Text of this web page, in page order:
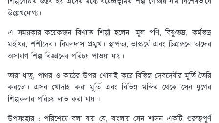
উল্লেখযোগ্য।
এ সময়কার কয়েকজন বিখ্যাত শিল্পী হলেন- মূল পণি, বিষ্ণুভদ্র, কর্মভদ্র
মহীধর, শশীদেব। বিমলদাস প্রমুখ। স্থাপত্য, ভাস্কর্যে এবং চিত্রাঙ্গনে তাদের
অসাধাণ শিল্প বিজ্ঞানের পরিচয় পাওয়া যায়।
তারা ধাতু, পাথর ও কাঠের উপর খোদাই করে বিভিন্ন দেবদেবীর মূর্তি তৈরি
করতো। এসব খোদাই করা মূর্তি এবং বিভিন্ন মন্দির থেকে সেন যুগের
শিল্পকলার পরিচয় লাভ করা যায় ।
উপসংহার : পরিশেষে বলা যায় যে, বাংলায় সেন শাসন একটি গুরুত্বপূর্ণ